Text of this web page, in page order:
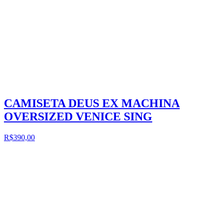
CAMISETA DEUS EX MACHINA
OVERSIZED VENICE SING
R$390,00